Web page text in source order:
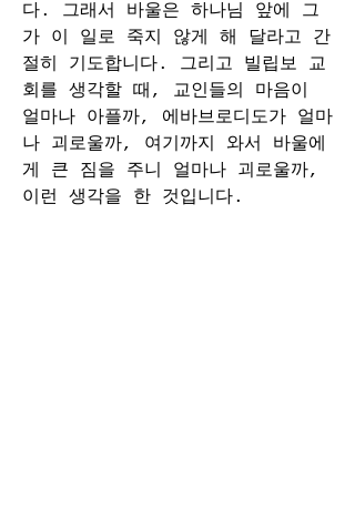
다. 그래서 바울은 하나님 앞에 그
가 이 일로 죽지 않게 해 달라고 간
절히 기도합니다. 그리고 빌립보 교
회를 생각할 때, 교인들의 마음이
얼마나 아플까, 에바브로디도가 얼마
나 괴로울까, 여기까지 와서 바울에
게 큰 짐을 주니 얼마나 괴로울까,
이런 생각을 한 것입니다.